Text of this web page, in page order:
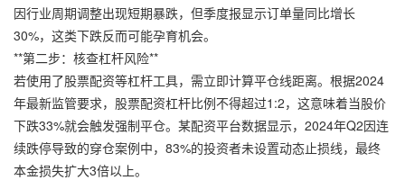
因行业周期调整出现短期暴跌，但季度报显示订单量同比增长
30%，这类下跌反而可能孕育机会。
**第二步：核查杠杆风险**
若使用了股票配资等杠杆工具，需立即计算平仓线距离。根据2024
年最新监管要求，股票配资杠杆比例不得超过1:2，这意味着当股价
下跌33%就会触发强制平仓。某配资平台数据显示，2024年Q2因连
续跌停导致的穿仓案例中，83%的投资者未设置动态止损线，最终
本金损失扩大3倍以上。